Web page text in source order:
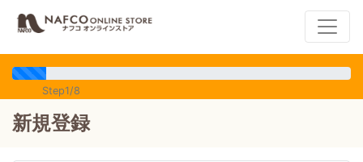
Step1/8
新規登録